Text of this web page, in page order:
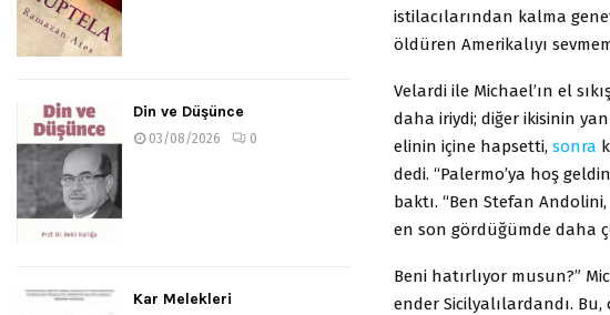
istilacılarından kalma
öldüren Amerikalıyı
Velardi ile Michael’ın el
daha iriydi; diğer ikisinin
elinin içine hapsetti, sonra
dedi. “Palermo’ya hoş
baktı. “Ben Stefan
en son gördüğümde daha
Beni hatırlıyor musun?”
ender Sicilyalılardandı. Bu,
Din ve Düşünce
03/08/2026 0
Kar Melekleri